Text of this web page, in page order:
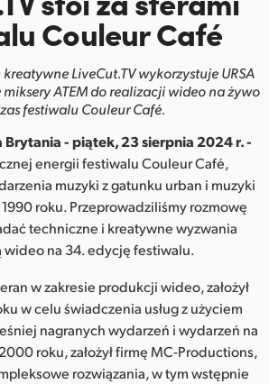
China
Couleur Café
LiveCut.TV wykorzystuje URSA
miksery ATEM do realizacji wideo na żywo
festiwalu Couleur Café.
Brytania - piątek, 23 sierpnia 2024 r. -
energii festiwalu Couleur Café,
muzyki z gatunku urban i muzyki
roku. Przeprowadziliśmy rozmowę
techniczne i kreatywne wyzwania
wideo na 34. edycję festiwalu.
w zakresie produkcji wideo, założył
w celu świadczenia usług z użyciem
nagranych wydarzeń i wydarzeń na
roku, założył firmę MC-Productions,
rozwiązania, w tym wstępnie